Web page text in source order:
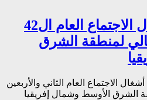
الرباط تحتضن أشغال الاجتماع العام ال42
لمنطقة الشرق
الاجتماع العام الثاني والأربعين
الشرق الأوسط وشمال إفريقيا